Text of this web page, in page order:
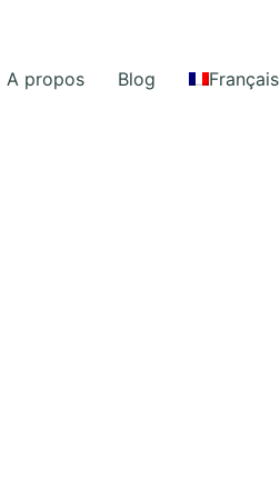
A propos Blog Français